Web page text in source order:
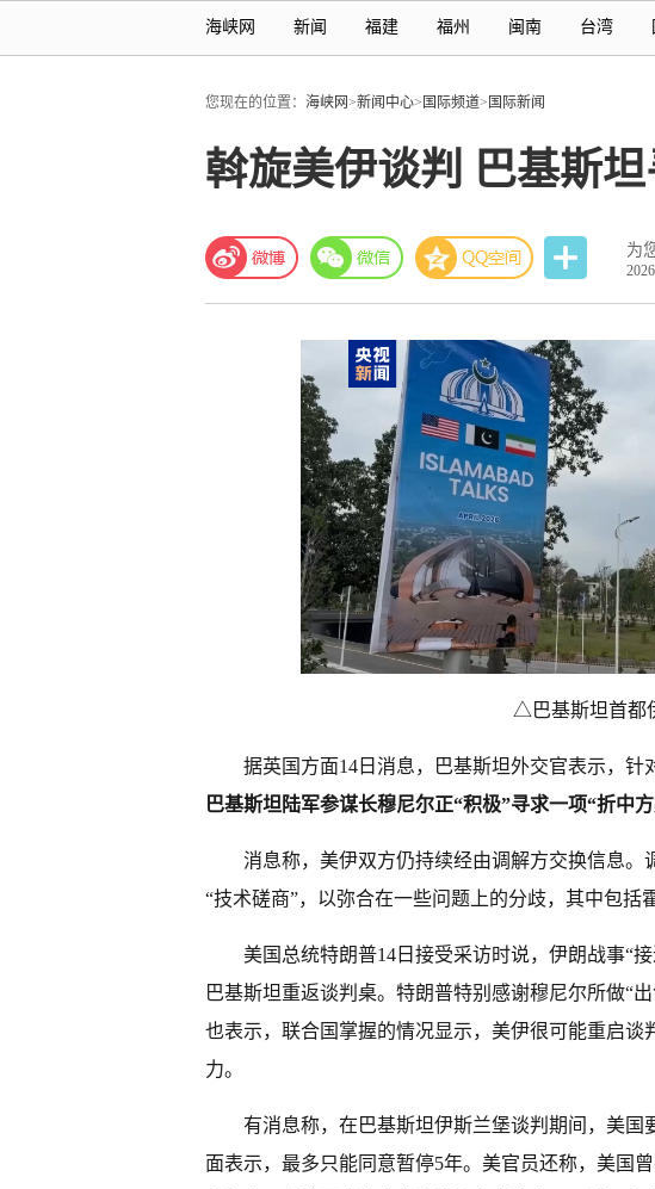
海峡网 新闻 福建 福州 闽南 台湾
您现在的位置： 海峡网>新闻中心> 国际频道> 国际新闻
斡旋美伊谈判 巴基斯
为
△巴基斯坦首都
据英国方面14日消息，巴基斯坦外交官表示，针
巴基斯坦陆军参谋长穆尼尔正“积极”寻求一项“折中
消息称，美伊双方仍持续经由调解方交换信息。
“技术磋商”，以弥合在一些问题上的分歧，其中包括
美国总统特朗普14日接受采访时说，伊朗战事“
巴基斯坦重返谈判桌。特朗普特别感谢穆尼尔所做“
也表示，联合国掌握的情况显示，美伊很可能重启
力。
有消息称，在巴基斯坦伊斯兰堡谈判期间，美国
面表示，最多只能同意暂停5年。美官员还称，美国